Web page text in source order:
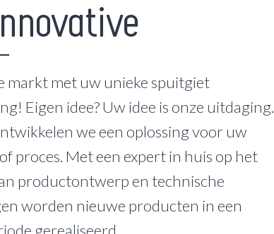
markt met uw unieke spuitgiet
Eigen idee? Uw idee is onze uitdaging.
we een oplossing voor uw
proces. Met een expert in huis op het
productontwerp en technische
worden nieuwe producten in een
gerealiseerd.